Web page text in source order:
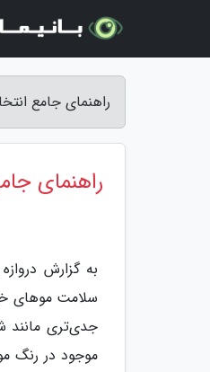
راهنمای جامع
راهنمای
به گزارش
سلامت موهای
جدی‌تری مانند
موجود در رنگ